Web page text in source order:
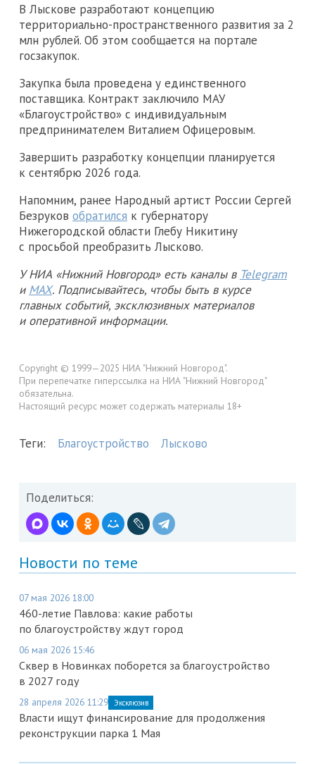
В Лыскове разработают концепцию
территориально-пространственного развития за 2
млн рублей. Об этом сообщается на портале
госзакупок.
Закупка была проведена у единственного
поставщика. Контракт заключило МАУ
«Благоустройство» с индивидуальным
предпринимателем Виталием Офицеровым.
Завершить разработку концепции планируется
к сентябрю 2026 года.
Напомним, ранее Народный артист России Сергей
Безруков обратился к губернатору
Нижегородской области Глебу Никитину
с просьбой преобразить Лысково.
У НИА «Нижний Новгород» есть каналы в Telegram
и MAX. Подписывайтесь, чтобы быть в курсе
главных событий, эксклюзивных материалов
и оперативной информации.
Copyright © 1999—2025 НИА "Нижний Новгород".
При перепечатке гиперссылка на НИА "Нижний Новгород"
обязательна.
Настоящий ресурс может содержать материалы 18+
Теги: Благоустройство Лысково
Поделиться:
Новости по теме
07 мая 2026 18:00
460-летие Павлова: какие работы
по благоустройству ждут город
06 мая 2026 15:46
Сквер в Новинках поборется за благоустройство
в 2027 году
28 апреля 2026 11:29 Эксклюзив
Власти ищут финансирование для продолжения
реконструкции парка 1 Мая